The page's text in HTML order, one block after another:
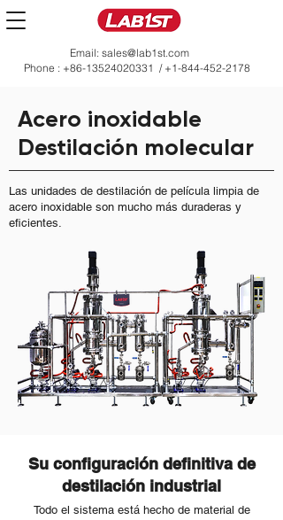
Email: sales@lab1st.com
Phone : +86-13524020331 / +1-844-452-2178
Acero inoxidable
Destilación molecular
Las unidades de destilación de película limpia de
acero inoxidable son mucho más duraderas y
eficientes.
Su configuración definitiva de
destilación industrial
Todo el sistema está hecho de material de